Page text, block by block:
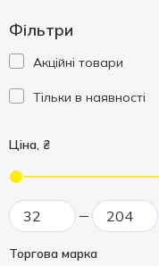
Фільтри
Акційні товари
Тільки в наявності
Ціна, ₴
Торгова марка